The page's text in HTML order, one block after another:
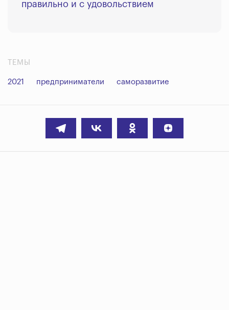
правильно и с удовольствием
ТЕМЫ
2021 предприниматели саморазвитие